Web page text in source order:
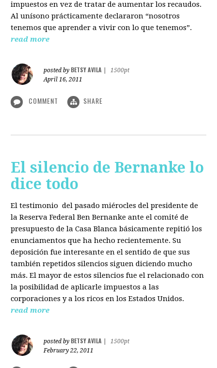
impuestos en vez de tratar de aumentar los recaudos.
Al unísono prácticamente declararon “nosotros
tenemos que aprender a vivir con lo que tenemos”.
read more
posted by BETSY AVILA
1500pt
April 16, 2011
COMMENT SHARE
El silencio de Bernanke lo
dice todo
El testimonio del pasado miérocles del presidente de
la Reserva Federal Ben Bernanke ante el comité de
presupuesto de la Casa Blanca básicamente repitió los
enunciamentos que ha hecho recientemente. Su
deposición fue interesante en el sentido de que sus
también repetidos silencios siguen diciendo mucho
más. El mayor de estos silencios fue el relacionado con
la posibilidad de aplicarle impuestos a las
corporaciones y a los ricos en los Estados Unidos.
read more
posted by BETSY AVILA
1500pt
February 22, 2011